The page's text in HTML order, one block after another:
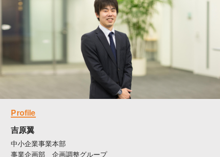
Profile
吉原翼
中小企業事業本部
事業企画部 企画調整グループ